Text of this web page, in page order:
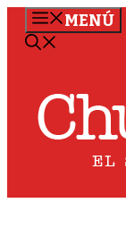
Saltar
MENÚ